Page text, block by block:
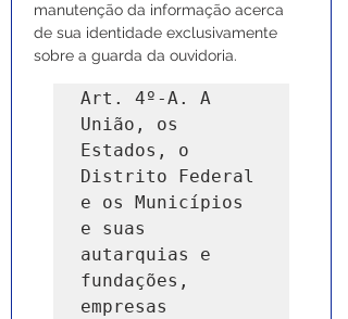
manutenção da informação acerca
de sua identidade exclusivamente
sobre a guarda da ouvidoria.
Art. 4º-A. A
União, os
Estados, o
Distrito Federal
e os Municípios
e suas
autarquias e
fundações,
empresas